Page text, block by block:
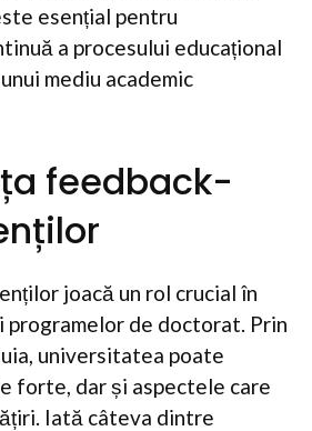
esențial pentru
a procesului educațional
mediu academic
feedback-
joacă un rol crucial în
programelor de doctorat. Prin
universitatea poate
forte, dar și aspectele care
Iată câteva dintre